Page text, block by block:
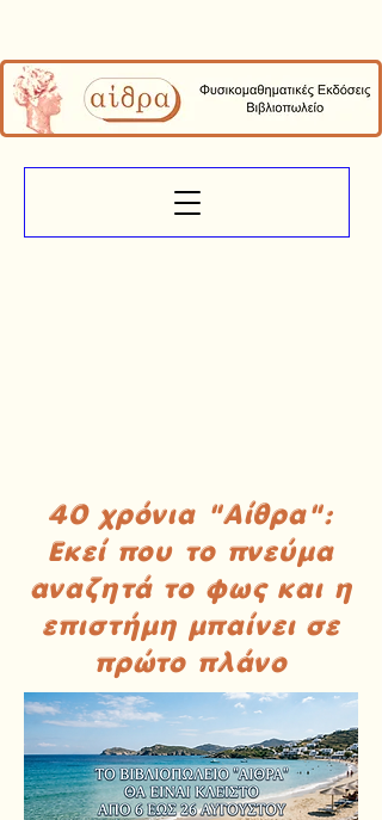
40 χρόνια "Αίθρα":
Εκεί που το πνεύμα
αναζητά το φως και η
επιστήμη μπαίνει σε
πρώτο πλάνο